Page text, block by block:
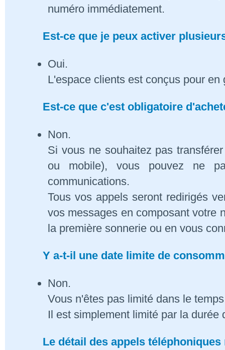
numéro immédiatement.
Est-ce que je peux activer
Oui.
L'espace clients est conçus pour
Est-ce que c'est obligatoire
Non.
Si vous ne souhaitez pas
ou mobile), vous pouvez ne
communications.
Tous vos appels seront redirigés
vos messages en composant votre
la première sonnerie ou en vous
Y a-t-il une date limite de
Non.
Vous n'êtes pas limité dans le
Il est simplement limité par la durée
Le détail des appels